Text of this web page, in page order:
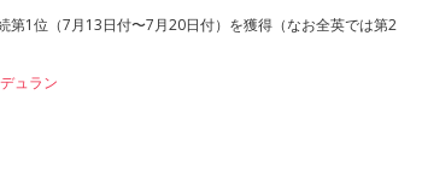
第1位（7月13日付〜7月20日付）を獲得（なお全英では第2
ュラン